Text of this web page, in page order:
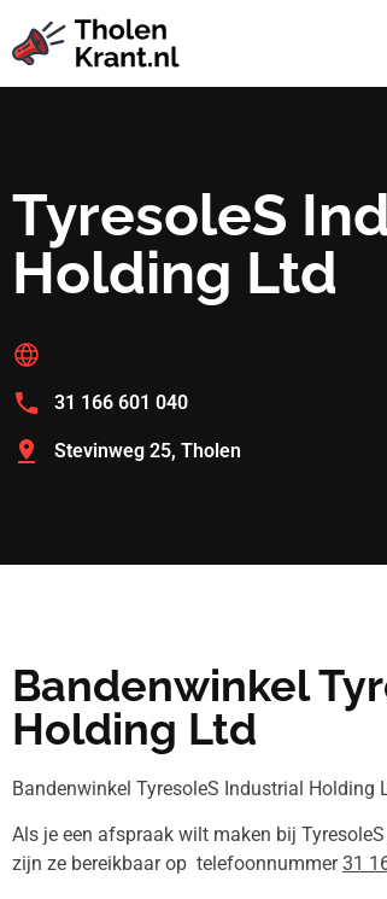
TyresoleS
Holding Ltd
31 166 601 040
Stevinweg 25, Tholen
Bandenwinkel
Holding Ltd
Bandenwinkel TyresoleS Industrial Holding
Als je een afspraak wilt maken bij
zijn ze bereikbaar op telefoonnummer31